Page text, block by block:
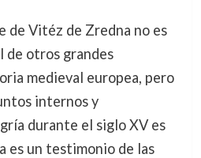
de Vitéz de Zredna no es
de otros grandes
medieval europea, pero
internos y
durante el siglo XV es
es un testimonio de las